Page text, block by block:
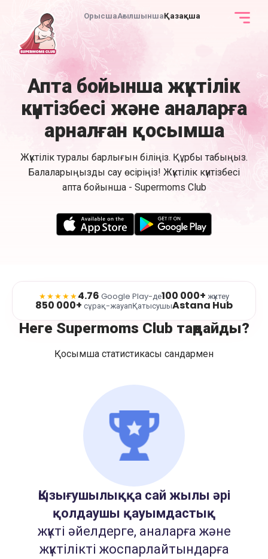
ОрысшаАғылшыншаҚазақша
Апта бойынша жүктілік
күнтізбесі және аналарға
арналған қосымша
Жүктілік туралы барлығын біліңіз. Құрбы табыңыз.
Балаларыңызды сау өсіріңіз! Жүктілік күнтізбесі
апта бойынша - Supermoms Club
★★★★★4.76 Google Play-де100 000+ жүктеу
850 000+ сұрақ-жауапҚатысушыAstana Hub
Неге Supermoms Club таңдайды?
Қосымша статистикасы сандармен
Қызығушылыққа сай жылы әрі
қолдаушы қауымдастық
жүкті әйелдерге, аналарға және
жүктілікті жоспарлайтындарға